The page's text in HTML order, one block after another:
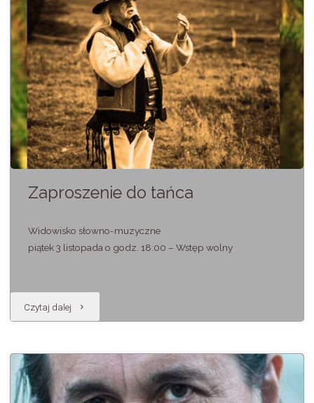
reportażu
–
Stanisław
Kusiak"
Zaproszenie do tańca
Widowisko słowno-muzyczne
piątek 3 listopada o godz. 18:00 – Wstęp wolny
Czytaj dalej "Zaproszenie
tańca"